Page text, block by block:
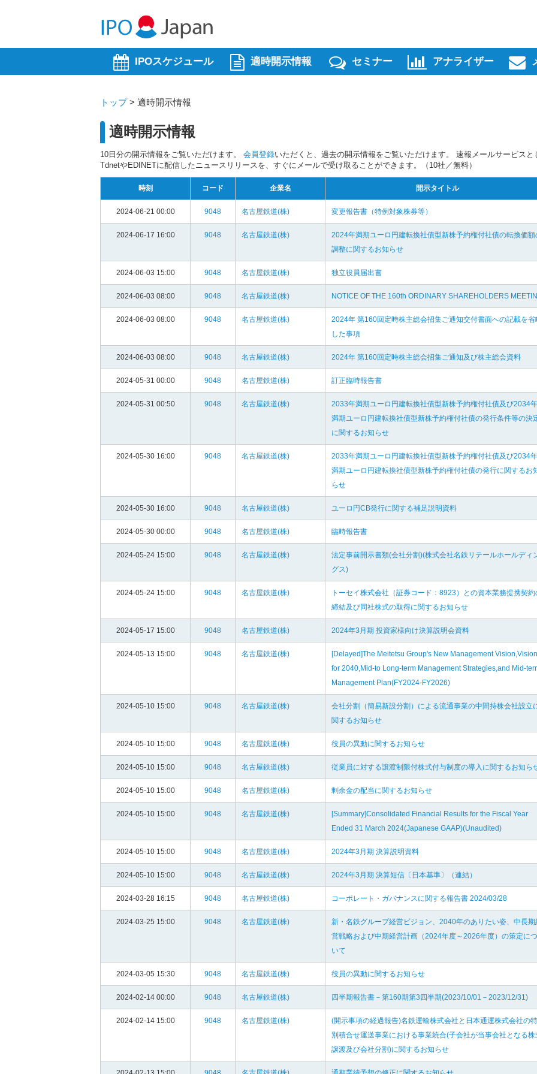
IPOスケジュール 適時開示情報 セミナー アナライザー
トップ> 適時開示情報
適時開示情報
10日分の開示情報をご覧いただけます。 会員登録いただくと、過去の開示情報をご覧いただけます。 速報メールサービスと
TdnetやEDINETに配信したニュースリリースを、すぐにメールで受け取ることができます。（10社／無料）
時刻 コード 企業名 開示タイトル
2024-06-21 00:00 9048 名古屋鉄道(株) 変更報告書（特例対象株券等）
2024-06-17 16:00 9048 名古屋鉄道(株)
2024年満期ユーロ円建転換社債型新株予約権付社債の転換価額
調整に関するお知らせ
2024-06-03 15:00 9048 名古屋鉄道(株) 独立役員届出書
2024-06-03 08:00 9048 名古屋鉄道(株) NOTICE OF THE 160th ORDINARY SHAREHOLDERS
2024-06-03 08:00 9048 名古屋鉄道(株)
2024年 第160回定時株主総会招集ご通知交付書面への記載を省
した事項
2024-06-03 08:00 9048 名古屋鉄道(株) 2024年 第160回定時株主総会招集ご通知及び株主総会資料
2024-05-31 00:00 9048 名古屋鉄道(株) 訂正臨時報告書
2024-05-31 00:50 9048 名古屋鉄道(株)
2033年満期ユーロ円建転換社債型新株予約権付社債及び2034年
満期ユーロ円建転換社債型新株予約権付社債の発行条件等の決
に関するお知らせ
2024-05-30 16:00 9048 名古屋鉄道(株)
2033年満期ユーロ円建転換社債型新株予約権付社債及び2034年
満期ユーロ円建転換社債型新株予約権付社債の発行に関するお
らせ
2024-05-30 16:00 9048 名古屋鉄道(株) ユーロ円CB発行に関する補足説明資料
2024-05-30 00:00 9048 名古屋鉄道(株) 臨時報告書
2024-05-24 15:00 9048 名古屋鉄道(株)
法定事前開示書類(会社分割)(株式会社名鉄リテールホールディ
グス)
2024-05-24 15:00 9048 名古屋鉄道(株)
トーセイ株式会社（証券コード：8923）との資本業務提携契約
締結及び同社株式の取得に関するお知らせ
2024-05-17 15:00 9048 名古屋鉄道(株) 2024年3月期 投資家様向け決算説明会資料
2024-05-13 15:00 9048 名古屋鉄道(株)
[Delayed]The Meitetsu Group's New Management Vision,Vision
for 2040,Mid-to Long-term Management Strategies,and Mid-
Management Plan(FY2024-FY2026)
2024-05-10 15:00 9048 名古屋鉄道(株)
会社分割（簡易新設分割）による流通事業の中間持株会社設立
関するお知らせ
2024-05-10 15:00 9048 名古屋鉄道(株) 役員の異動に関するお知らせ
2024-05-10 15:00 9048 名古屋鉄道(株) 従業員に対する譲渡制限付株式付与制度の導入に関するお知ら
2024-05-10 15:00 9048 名古屋鉄道(株) 剰余金の配当に関するお知らせ
2024-05-10 15:00 9048 名古屋鉄道(株)
[Summary]Consolidated Financial Results for the Fiscal Year
Ended 31 March 2024(Japanese GAAP)(Unaudited)
2024-05-10 15:00 9048 名古屋鉄道(株) 2024年3月期 決算説明資料
2024-05-10 15:00 9048 名古屋鉄道(株) 2024年3月期 決算短信〔日本基準〕（連結）
2024-03-28 16:15 9048 名古屋鉄道(株) コーポレート・ガバナンスに関する報告書 2024/03/28
2024-03-25 15:00 9048 名古屋鉄道(株)
新・名鉄グループ経営ビジョン、2040年のありたい姿、中長期
営戦略および中期経営計画（2024年度～2026年度）の策定につ
いて
2024-03-05 15:30 9048 名古屋鉄道(株) 役員の異動に関するお知らせ
2024-02-14 00:00 9048 名古屋鉄道(株) 四半期報告書－第160期第3四半期(2023/10/01－2023/12/31)
2024-02-14 15:00 9048 名古屋鉄道(株)
(開示事項の経過報告)名鉄運輸株式会社と日本通運株式会社の特
別積合せ運送事業における事業統合(子会社が当事会社となる株
譲渡及び会社分割)に関するお知らせ